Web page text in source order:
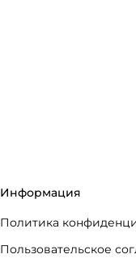
Информация
Политика
Пользовательское